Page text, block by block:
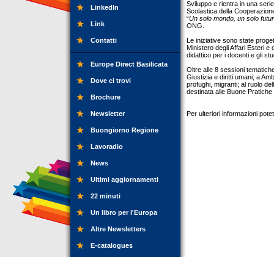
LinkedIn
Link
Contatti
Europe Direct Basilicata
Dove ci trovi
Brochure
Newsletter
Buongiorno Regione
Lavoradio
News
Ultimi aggiornamenti
22 minuti
Un libro per l'Europa
Altre Newsletters
E-catalogues
Sviluppo e rientra in una
Scolastica della
“Un solo mondo, un solo
ONG.
Le iniziative sono state
Ministero degli Affari Esteri e
didattico per i docenti e gli
Oltre alle 8 sessioni
Giustizia e diritti umani; a
profughi, migranti; al ruolo
destinata alle Buone
Per ulteriori informazioni